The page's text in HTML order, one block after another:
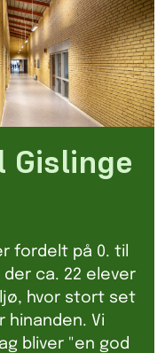
Gislinge
fordelt på 0. til
der ca. 22 elever
hvor stort set
hinanden. Vi
bliver "en god